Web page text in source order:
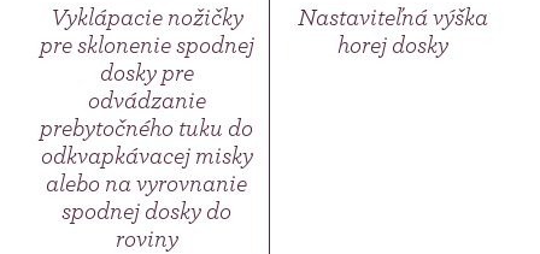
Vyklápacie nožičky
pre sklonenie spodnej
dosky pre
odvádzanie
prebytočného tuku do
odkvapkávacej misky
alebo na vyrovnanie
spodnej dosky do
roviny
Nastaviteľná výška
horej dosky